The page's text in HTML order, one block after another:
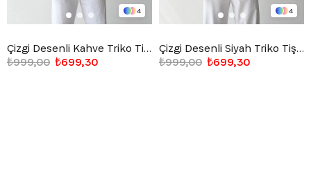
4
Çizgi Desenli Kahve Triko Tişört
₺699,30
₺999,00
4
Çizgi Desenli Siyah Triko Tişört
₺699,30
₺999,00